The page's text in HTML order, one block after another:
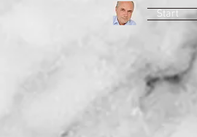
Start